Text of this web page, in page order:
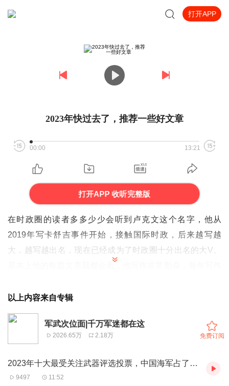
打开APP
2023年快过去了，推荐一些好文章
00:00 13:21
打开APP 收听完整版
在时政圈的读者多多少少会听到卢克文这个名字，他从
2019年写卡舒吉事件开始，接触国际时政，后来越写越
大，越写越出名，现在已经成为了时政圈十分出名的大V。
二年整理成文集出版。我的书架上就有他亲笔签名，送我的
一套。
今天想重点给大家推荐几篇他的文章。
第一篇推荐的，是他自己认证2022年的最佳文章——《美
国绝不禁枪》。
《美国绝不禁枪》是从美国的一起校园枪击案入题，从美国
以上内容来自专辑
军武次位面|千万军迷都在这
2026.65万 2.18万 免费订阅
2023年十大最受关注武器评选投票，中国海军占了前三样！
9497 11:52